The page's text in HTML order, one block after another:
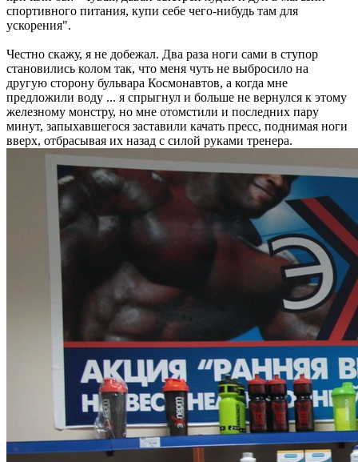
спортивного питания, купи себе чего-нибудь там для
ускорения".
Честно скажу, я не добежал. Два раза ноги сами в ступор
становились колом так, что меня чуть не выбросило на
другую сторону бульвара Космонавтов, а когда мне
предложили воду ... я спрыгнул и больше не вернулся к этому
железному монстру, но мне отомстили и последних пару
минут, запыхавшегося заставили качать пресс, поднимая ноги
вверх, отбрасывая их назад с силой руками тренера.